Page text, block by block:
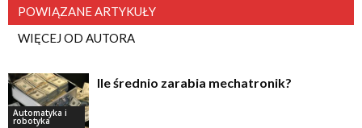
POWIĄZANE ARTYKUŁY
WIĘCEJ OD AUTORA
Automatyka i
robotyka
Ile średnio zarabia mechatronik?